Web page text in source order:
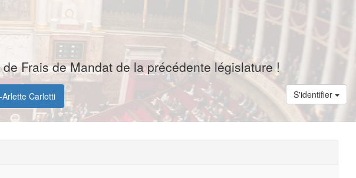
Frais de Mandat de la précédente législature !
Arlette Carlotti S'identifier